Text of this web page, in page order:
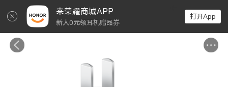
来荣耀商城APP
新人0元领耳机赠品券
打开App